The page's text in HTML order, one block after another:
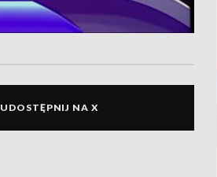
UDOSTĘPNIJ NA X